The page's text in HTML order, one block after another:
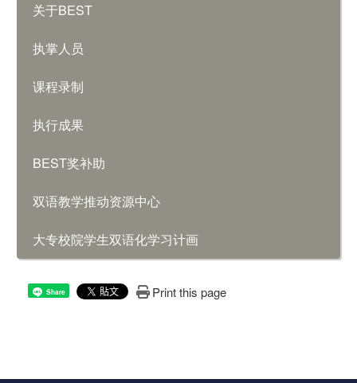
关于BEST
执掌人员
课程录制
执行成果
BEST奖补助
双语教学推动资源中心
大专校院学生双语化学习计画
Share Print this page